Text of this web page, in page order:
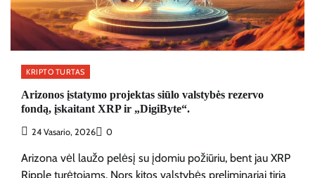
KRIPTO TURTAS
Arizonos įstatymo projektas siūlo valstybės rezervo
fondą, įskaitant XRP ir „DigiByte“.
24 Vasario, 2026 0
Arizona vėl laužo pelėsį su įdomiu požiūriu, bent jau XRP
Ripple turėtojams. Nors kitos valstybės preliminariai tiria